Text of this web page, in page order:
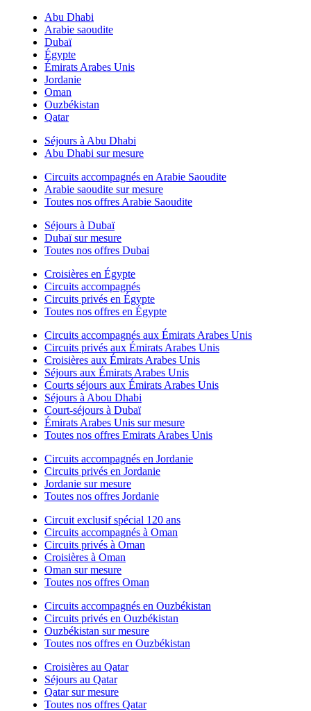
Abu Dhabi
Arabie saoudite
Dubaï
Égypte
Émirats Arabes Unis
Jordanie
Oman
Ouzbékistan
Qatar
Séjours à Abu Dhabi
Abu Dhabi sur mesure
Circuits accompagnés en Arabie Saoudite
Arabie saoudite sur mesure
Toutes nos offres Arabie Saoudite
Séjours à Dubaï
Dubaï sur mesure
Toutes nos offres Dubai
Croisières en Égypte
Circuits accompagnés
Circuits privés en Égypte
Toutes nos offres en Égypte
Circuits accompagnés aux Émirats Arabes Unis
Circuits privés aux Émirats Arabes Unis
Croisières aux Émirats Arabes Unis
Séjours aux Émirats Arabes Unis
Courts séjours aux Émirats Arabes Unis
Séjours à Abou Dhabi
Court-séjours à Dubaï
Émirats Arabes Unis sur mesure
Toutes nos offres Emirats Arabes Unis
Circuits accompagnés en Jordanie
Circuits privés en Jordanie
Jordanie sur mesure
Toutes nos offres Jordanie
Circuit exclusif spécial 120 ans
Circuits accompagnés à Oman
Circuits privés à Oman
Croisières à Oman
Oman sur mesure
Toutes nos offres Oman
Circuits accompagnés en Ouzbékistan
Circuits privés en Ouzbékistan
Ouzbékistan sur mesure
Toutes nos offres en Ouzbékistan
Croisières au Qatar
Séjours au Qatar
Qatar sur mesure
Toutes nos offres Qatar